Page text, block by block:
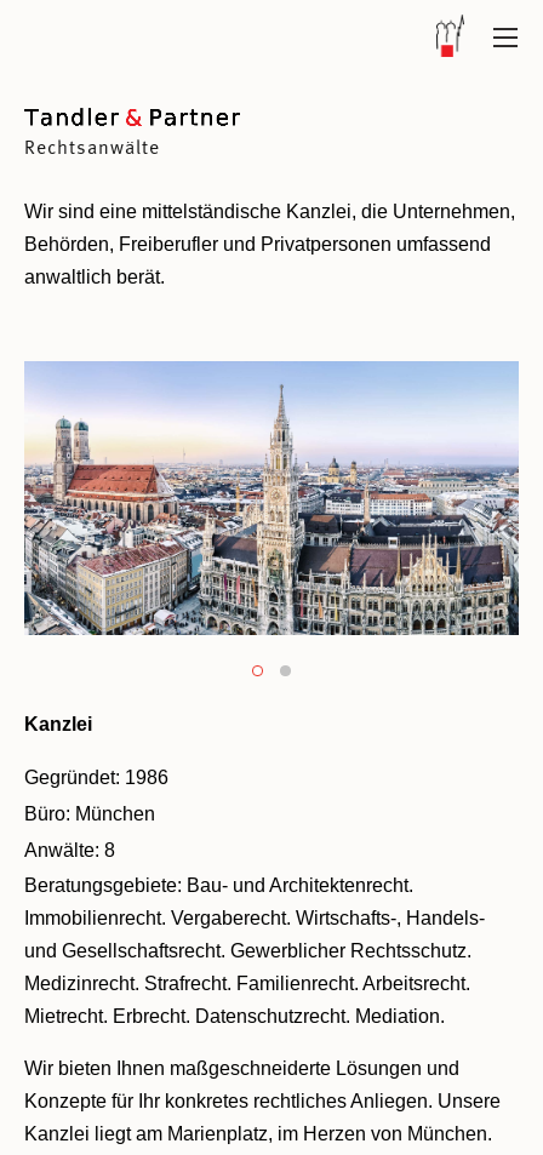
Rechtsanwälte
Wir sind eine mittelständische Kanzlei, die Unternehmen,
Behörden, Freiberufler und Privatpersonen umfassend
anwaltlich berät.
Kanzlei
Gegründet: 1986
Büro: München
Anwälte: 8
Beratungsgebiete: Bau- und Architektenrecht.
Immobilienrecht. Vergaberecht. Wirtschafts-, Handels-
und Gesellschaftsrecht. Gewerblicher Rechtsschutz.
Medizinrecht. Strafrecht. Familienrecht. Arbeitsrecht.
Mietrecht. Erbrecht. Datenschutzrecht. Mediation.
Wir bieten Ihnen maßgeschneiderte Lösungen und
Konzepte für Ihr konkretes rechtliches Anliegen. Unsere
Kanzlei liegt am Marienplatz, im Herzen von München.